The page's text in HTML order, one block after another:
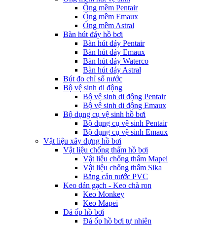
Ống mềm Pentair
Ống mềm Emaux
Ống mềm Astral
Bàn hút đáy hồ bơi
Bàn hút đáy Pentair
Bàn hút đáy Emaux
Bàn hút đáy Waterco
Bàn hút đáy Astral
Bút đo chỉ số nước
Bộ vệ sinh di động
Bộ vệ sinh di động Pentair
Bộ vệ sinh di động Emaux
Bộ dụng cụ vệ sinh hồ bơi
Bộ dụng cụ vệ sinh Pentair
Bộ dụng cụ vệ sinh Emaux
Vật liệu xây dựng hồ bơi
Vật liệu chống thấm hồ bơi
Vật liệu chống thấm Mapei
Vật liệu chống thấm Sika
Băng cản nước PVC
Keo dán gạch - Keo chà ron
Keo Monkey
Keo Mapei
Đá ốp hồ bơi
Đá ốp hồ bơi tự nhiên